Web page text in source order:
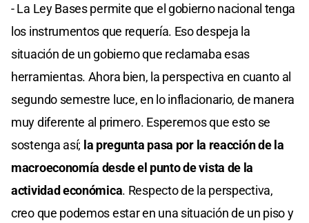
- La Ley Bases permite que el gobierno nacional tenga
los instrumentos que requería. Eso despeja la
situación de un gobierno que reclamaba esas
herramientas. Ahora bien, la perspectiva en cuanto al
segundo semestre luce, en lo inflacionario, de manera
muy diferente al primero. Esperemos que esto se
sostenga así; la pregunta pasa por la reacción de la
macroeconomía desde el punto de vista de la
actividad económica. Respecto de la perspectiva,
creo que podemos estar en una situación de un piso y